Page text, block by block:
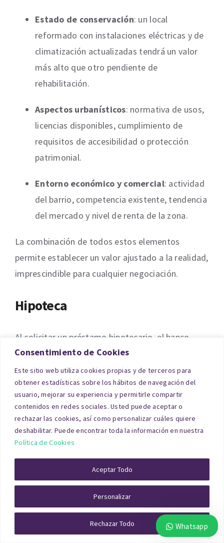
Consentimiento de Cookies
Este sitio web utiliza cookies propias y de terceros para
obtener estadísticas sobre los hábitos de navegación del
usuario, mejorar su experiencia y permitirle compartir
contenidos en redes sociales. Usted puede aceptar o
rechazar las cookies, así como personalizar cuáles quiere
deshabilitar. Puede encontrar toda la información en nuestra
Política de Cookies
Personalizar
Rechazar Todo
Aceptar Todo
Estado de conservación: un local
reformado con instalaciones eléctricas y de
climatización actualizadas tendrá un valor
más alto que otro pendiente de
rehabilitación.
Aspectos urbanísticos: normativa de usos,
licencias disponibles, cumplimiento de
requisitos de accesibilidad o protección
patrimonial.
Entorno económico y comercial: actividad
del barrio, competencia existente, tendencia
del mercado y nivel de renta de la zona.
La combinación de todos estos elementos
permite establecer un valor ajustado a la realidad,
imprescindible para cualquier negociación.
Hipoteca
Al solicitar un préstamo hipotecario, el banco
necesita comprobar que el local ofrecido como
garantía tiene el valor suficiente. Por eso exige
una tasación de local comercial para hipoteca en
Barcelona realizada por una sociedad
homologada por elBanco de España.
Whatsapp